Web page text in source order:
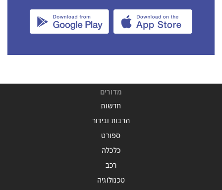
מדורים
חדשות
תרבות ובידור
ספורט
כלכלה
רכב
טכנולוגיה